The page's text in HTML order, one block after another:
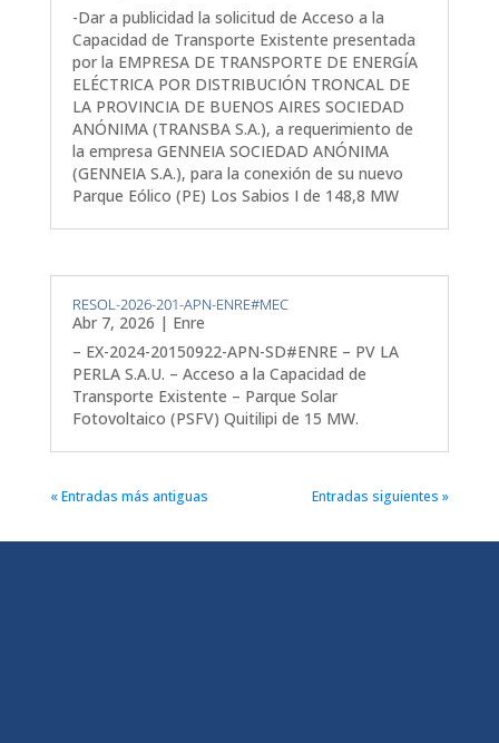
-Dar a publicidad la solicitud de Acceso a la
Capacidad de Transporte Existente presentada
por la EMPRESA DE TRANSPORTE DE ENERGÍA
ELÉCTRICA POR DISTRIBUCIÓN TRONCAL DE
LA PROVINCIA DE BUENOS AIRES SOCIEDAD
ANÓNIMA (TRANSBA S.A.), a requerimiento de
la empresa GENNEIA SOCIEDAD ANÓNIMA
(GENNEIA S.A.), para la conexión de su nuevo
Parque Eólico (PE) Los Sabios I de 148,8 MW
RESOL-2026-201-APN-ENRE#MEC
Abr 7, 2026 | Enre
– EX-2024-20150922-APN-SD#ENRE – PV LA
PERLA S.A.U. – Acceso a la Capacidad de
Transporte Existente – Parque Solar
Fotovoltaico (PSFV) Quitilipi de 15 MW.
« Entradas más antiguas Entradas siguientes »